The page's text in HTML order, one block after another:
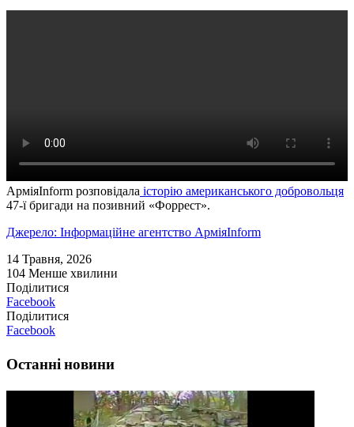
АрміяInform розповідала історію американського добровольця
47-ї бригади на позивний «Форрест».
Джерело: Інформаційне агентство АрміяInform
14 Травня, 2026
104 Менше хвилини
Поділитися
Facebook
Поділитися
Facebook
Останні новини